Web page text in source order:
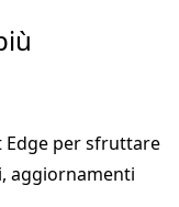
Edge per sfruttare
aggiornamenti